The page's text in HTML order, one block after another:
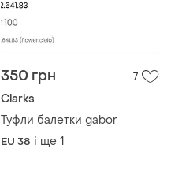
350 грн 7
Clarks
Туфли балетки gabor
EU 38 і ще 1